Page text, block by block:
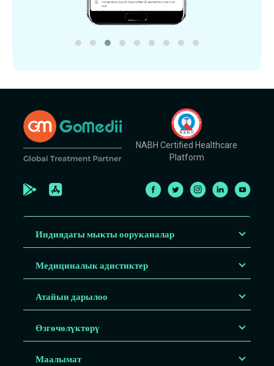
NABH Certified Healthcare
Platform
Индиядагы мыкты ооруканалар
Медициналык адистиктер
Атайын дарылоо
Өзгөчөлүктөрү
Маалымат